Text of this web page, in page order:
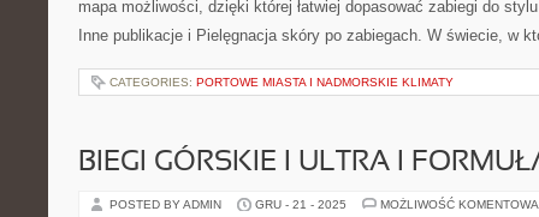
mapa możliwości, dzięki której łatwiej dopasować zabiegi do
Inne publikacje i Pielęgnacja skóry po zabiegach. W świecie, w
CATEGORIES: PORTOWE MIASTA I NADMORSKIE KLIMATY
BIEGI GÓRSKIE I ULTRA I
POSTED BY ADMIN GRU - 21 - 2025 MOŻLIWOŚĆ